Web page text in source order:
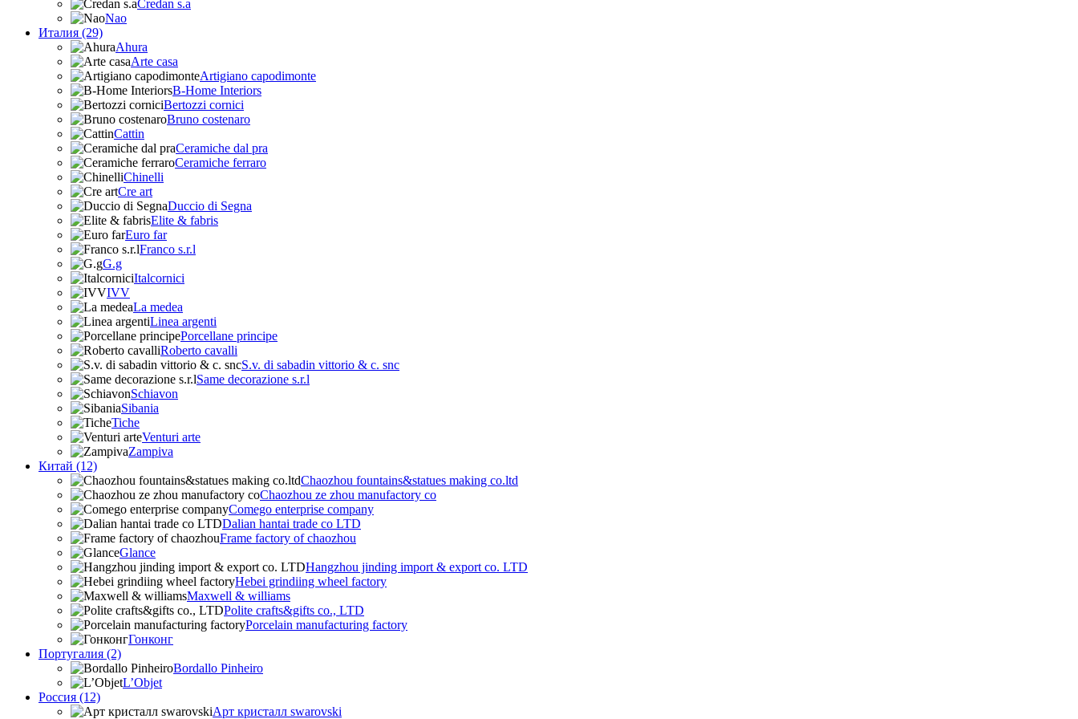
Credan s.a
Nao
Италия (29)
Ahura
Arte casa
Artigiano capodimonte
B-Home Interiors
Bertozzi cornici
Bruno costenaro
Cattin
Ceramiche dal pra
Ceramiche ferraro
Chinelli
Cre art
Duccio di Segna
Elite & fabris
Euro far
Franco s.r.l
G.g
Italcornici
IVV
La medea
Linea argenti
Porcellane principe
Roberto cavalli
S.v. di sabadin vittorio & c. snc
Same decorazione s.r.l
Schiavon
Sibania
Tiche
Venturi arte
Zampiva
Китай (12)
Chaozhou fountains&statues making co.ltd
Chaozhou ze zhou manufactory co
Comego enterprise company
Dalian hantai trade co LTD
Frame factory of chaozhou
Glance
Hangzhou jinding import & export co. LTD
Hebei grindiing wheel factory
Maxwell & williams
Polite crafts&gifts co., LTD
Porcelain manufacturing factory
Гонконг
Португалия (2)
Bordallo Pinheiro
L’Objet
Россия (12)
Арт кристалл swarovski